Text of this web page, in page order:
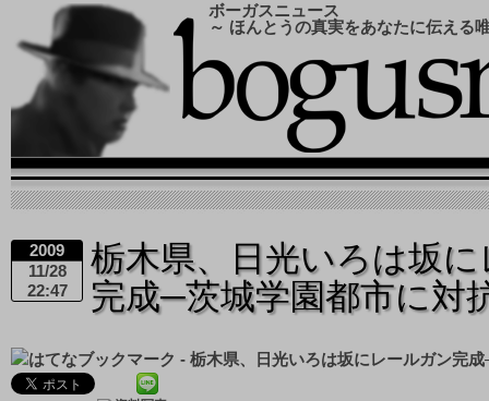
ボーガスニュース
～ ほんとうの真実をあなたに伝える
2009
11/28
22:47
栃木県、日光いろは坂
完成─茨城学園都市に対